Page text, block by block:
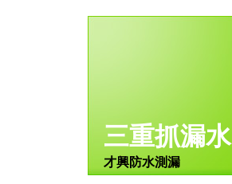
三重抓漏水
才興防水測漏